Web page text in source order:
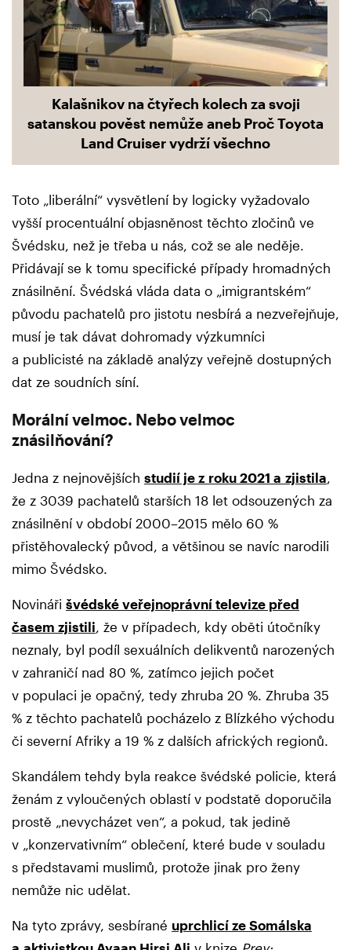
Kalašnikov na čtyřech kolech za svoji
satanskou pověst nemůže aneb Proč Toyota
Land Cruiser vydrží všechno
Toto „liberální“ vysvětlení by logicky vyžadovalo
vyšší procentuální objasněnost těchto zločinů ve
Švédsku, než je třeba u nás, což se ale neděje.
Přidávají se k tomu specifické případy hromadných
znásilnění. Švédská vláda data o „imigrantském“
původu pachatelů pro jistotu nesbírá a nezveřejňuje,
musí je tak dávat dohromady výzkumníci
a publicisté na základě analýzy veřejně dostupných
dat ze soudních síní.
Morální velmoc. Nebo velmoc
znásilňování?
Jedna z nejnovějších studií je z roku 2021 a zjistila
že z 3039 pachatelů starších 18 let odsouzených za
znásilnění v období 2000–2015 mělo 60 %
přistěhovalecký původ, a většinou se navíc narodili
mimo Švédsko.
Novináři švédské veřejnoprávní televize před
časem zjistili , že v případech, kdy oběti útočníky
neznaly, byl podíl sexuálních delikventů narozených
v zahraničí nad 80 %, zatímco jejich počet
v populaci je opačný, tedy zhruba 20 %. Zhruba 35
% z těchto pachatelů pocházelo z Blízkého východu
či severní Afriky a 19 % z dalších afrických regionů.
Skandálem tehdy byla reakce švédské policie, která
ženám z vyloučených oblastí v podstatě doporučila
prostě „nevycházet ven“, a pokud, tak jedině
v „konzervativním“ oblečení, které bude v souladu
s představami muslimů, protože jinak pro ženy
nemůže nic udělat.
Na tyto zprávy, sesbírané uprchlicí ze Somálska